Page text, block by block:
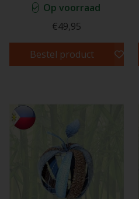
Op voorraad
€49,95
Bestel product